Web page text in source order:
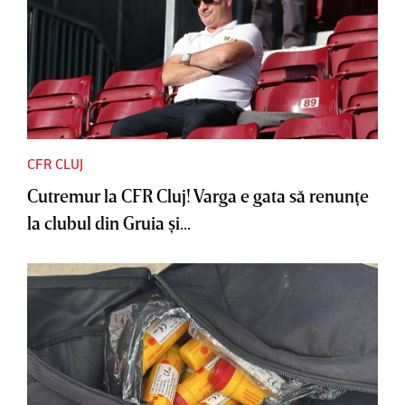
CFR CLUJ
Cutremur la CFR Cluj! Varga e gata să renunţe
la clubul din Gruia şi...